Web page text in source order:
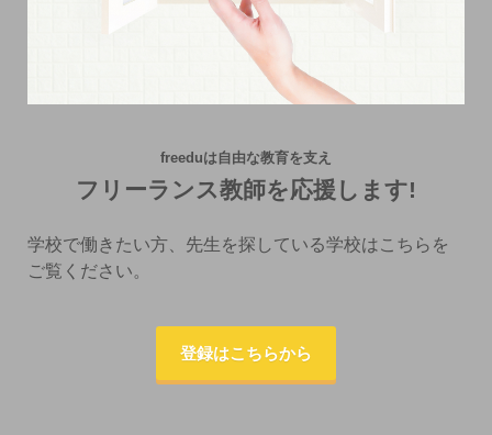
freeduは自由な教育を支え
フリーランス教師を応援します!
学校で働きたい方、先生を探している学校はこちらを
ご覧ください。
登録はこちらから